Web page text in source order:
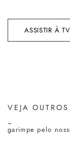
ASSISTIR À
VEJA
-
garimpe pelo